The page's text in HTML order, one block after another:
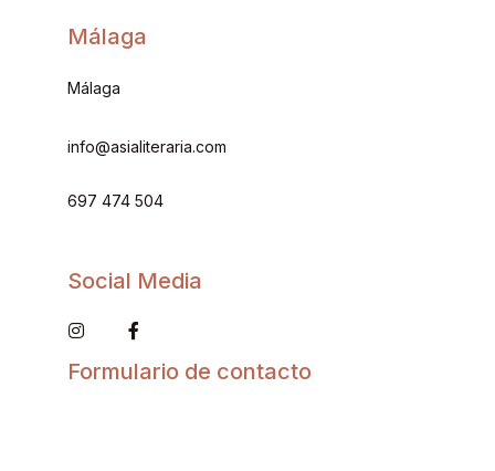
Málaga
Málaga
info@asialiteraria.com
697 474 504
Social Media
Formulario de contacto